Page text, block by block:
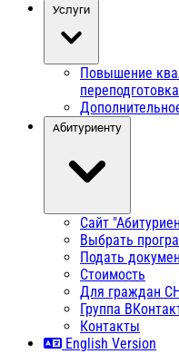
Услуги
Повышение
переподготовка
Абитуриенту
Сайт
Выбрать
Подать
Стоимость
Для граждан
Группа
Контакты
English Version